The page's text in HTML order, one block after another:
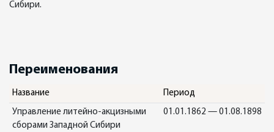
Сибири.
Переименования
Название Период
Управление литейно-акцизными
сборами Западной Сибири
01.01.1862 — 01.08.1898